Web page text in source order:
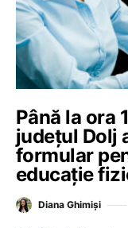
Până la ora
județul Dolj
formular
educație
Diana Ghimiși